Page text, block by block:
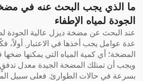
ما الذي يجب البحث عنه في
الجودة لمياه الإطفاء
عند البحث عن مضخة ديزل عالية الجودة
عدة عوامل يجب أخذها في الاعتبار.
المضخة؛ أي كمية المياه التي يمكنها ضخها
ويجب أن تمتلك المضخة الجيدة معدل تدفقٍ
بسرعة في حالات الطوارئ. فعلى سبيل